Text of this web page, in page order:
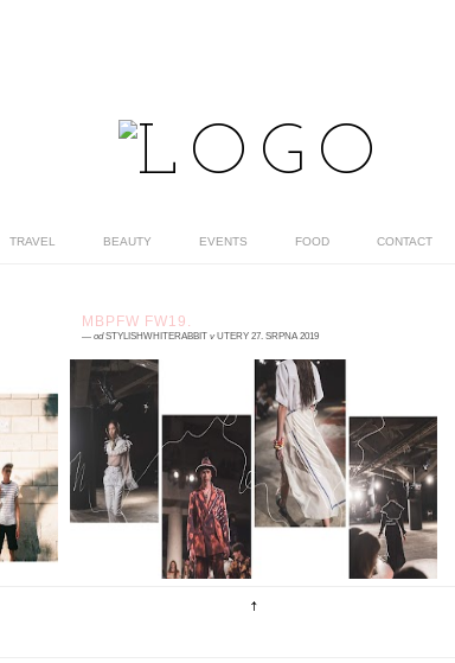
TRAVEL BEAUTY EVENTS FOOD CONTACT
MBPFW FW19.
— odSTYLISHWHITERABBIT v ÚTERÝ 27. SRPNA 2019
0 komentářů
The next season is about to come! Pere se
to ve mne, sezónu co sezónu. Mám
fashionweek nade všechny módní události
ráda, a nebo ho k uzou...